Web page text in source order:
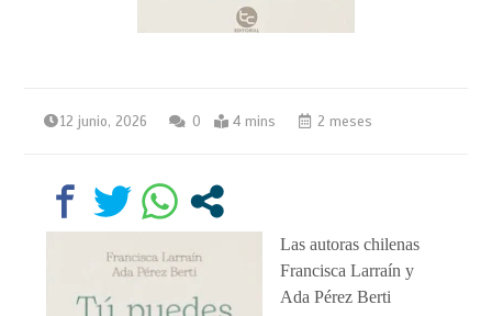
12 junio, 2026 0 4 mins 2 meses
Las autoras chilenas
Francisca Larraín y
Ada Pérez Berti